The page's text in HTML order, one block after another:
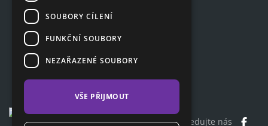
Zákaznická sekce
Kontakty
Sledujte nás
SOUBORY CÍLENÍ
FUNKČNÍ SOUBORY
NEZAŘAZENÉ SOUBORY
VŠE PŘIJMOUT